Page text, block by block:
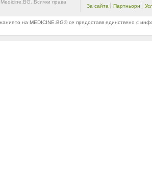
Всички права
За сайта Партньори
на MEDICINE.BG® се предоставя единствено с